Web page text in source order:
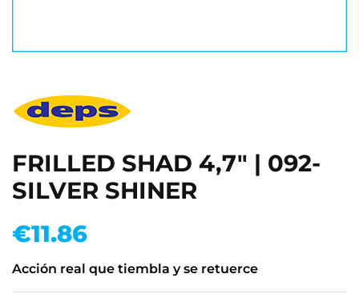
FRILLED SHAD 4,7" | 092-
SILVER SHINER
€11.86
Acción real que tiembla y se retuerce